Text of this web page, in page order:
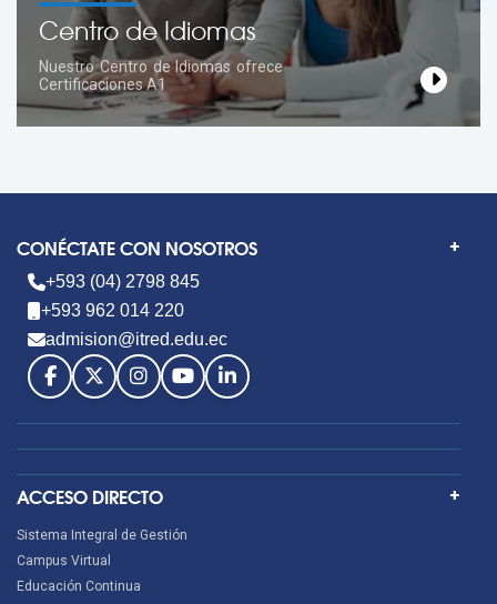
Centro de Idiomas
Nuestro Centro de Idiomas ofrece
Certificaciones A1
CONÉCTATE CON NOSOTROS
+593 (04) 2798 845
+593 962 014 220
admision@itred.edu.ec
ACCESO DIRECTO
Sistema Integral de Gestión
Campus Virtual
Educación Continua